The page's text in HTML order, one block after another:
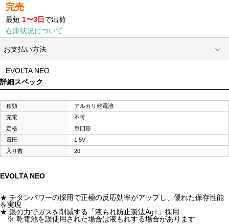
完売
最短 1〜3日 で出荷
在庫状況について
お支払い方法
EVOLTA NEO
詳細スペック
種類
アルカリ乾電池
充電
不可
定格
単四形
電圧
1.5V
入り数
20
EVOLTA NEO
★ チタンパワーの採用で正極の反応効率がアップし、優れた保存性能
を実現
★ 銀の力でガスを削減する「液もれ防止製法Ag+」採用
※ 乾電池を誤使用された場合は液もれする場合があります